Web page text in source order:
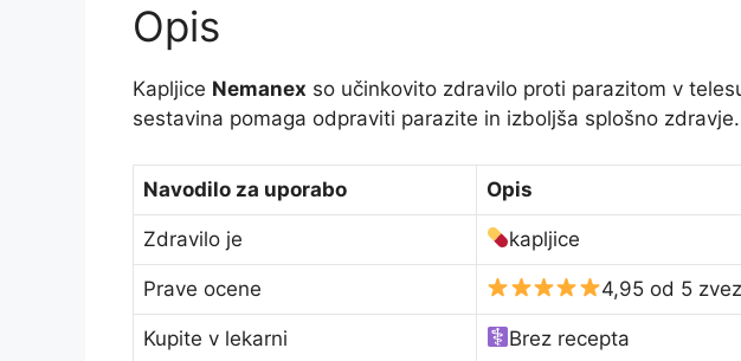
Opis
Kapljice Nemanex so učinkovito zdravilo proti parazitom v
sestavina pomaga odpraviti parazite in izboljša splošno zdravje.
Navodilo za uporabo Opis
Zdravilo je kapljice
Prave ocene 4,95 od 5
Kupite v lekarni Brez recepta